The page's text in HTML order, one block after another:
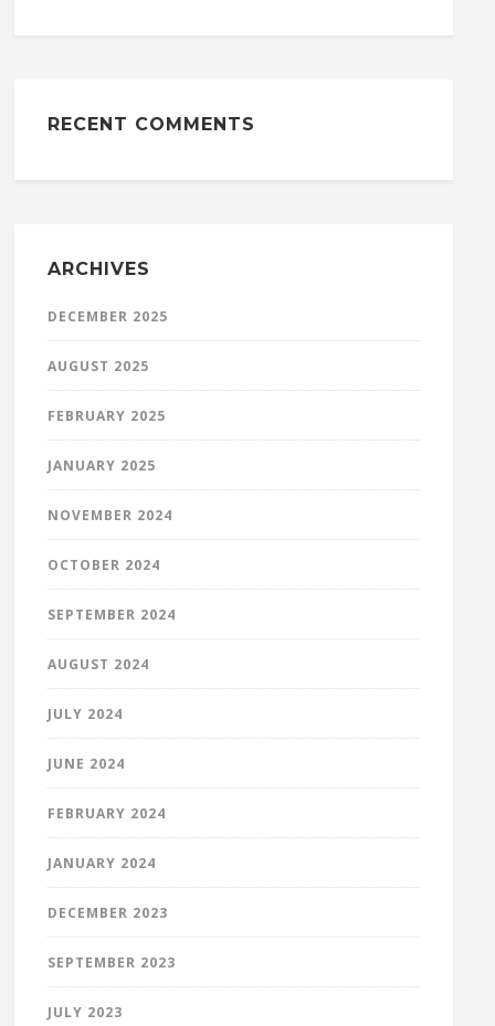
RECENT COMMENTS
ARCHIVES
DECEMBER 2025
AUGUST 2025
FEBRUARY 2025
JANUARY 2025
NOVEMBER 2024
OCTOBER 2024
SEPTEMBER 2024
AUGUST 2024
JULY 2024
JUNE 2024
FEBRUARY 2024
JANUARY 2024
DECEMBER 2023
SEPTEMBER 2023
JULY 2023